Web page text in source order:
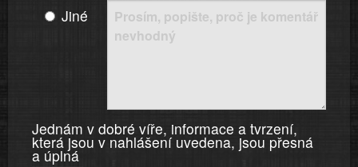
Jiné
Jednám v dobré víře, informace a tvrzení,
která jsou v nahlášení uvedena, jsou přesná
a úplná